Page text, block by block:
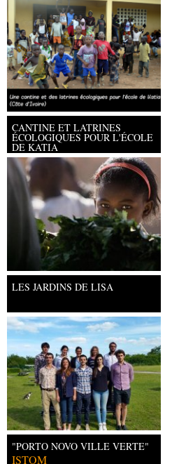
CANTINE ET LATRINES
ÉCOLOGIQUES POUR L'ÉCOLE
DE KATIA
Université Paris Ouest Nanterre la
LES JARDINS DE LISA
"PORTO NOVO VILLE VERTE"
ISTOM